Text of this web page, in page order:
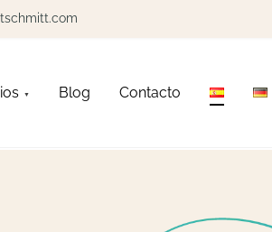
Blog Contacto